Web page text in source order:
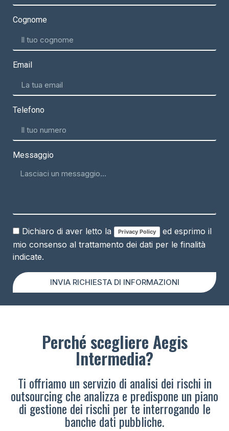
Cognome
Email
Telefono
Messaggio
Dichiaro di aver letto la Privacy Policy
ed esprimo il
mio consenso al trattamento dei dati per le finalità
indicate.
INVIA RICHIESTA DI INFORMAZIONI
Perché scegliere Aegis
Intermedia?
Ti offriamo un servizio di analisi dei rischi in
outsourcing che analizza e predispone un piano
di gestione dei rischi per te interrogando le
banche dati pubbliche.